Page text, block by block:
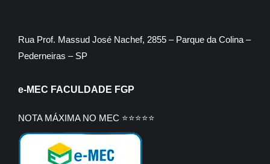
Rua Prof. Massud José Nachef, 2855 – Parque da Colina –
Pederneiras – SP
e-MEC FACULDADE FGP
NOTA MÁXIMA NO MEC ⭐⭐⭐⭐⭐